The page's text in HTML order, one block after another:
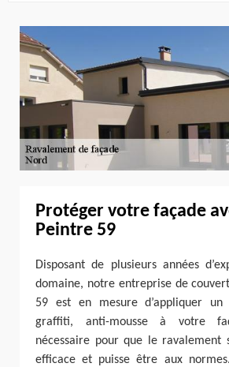
Protéger votre façade
Peintre 59
Disposant de plusieurs années
domaine, notre entreprise de
59 est en mesure d’appliquer
graffiti, anti-mousse à votre
nécessaire pour que le ravalement
efficace et puisse être aux